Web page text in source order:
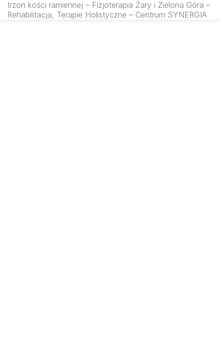
rfmsynergia.pl
trzon kości ramiennej – Fizjoterapia Żary i Zielona Góra –
Rehabilitacja, Terapie Holistyczne – Centrum SYNERGIA